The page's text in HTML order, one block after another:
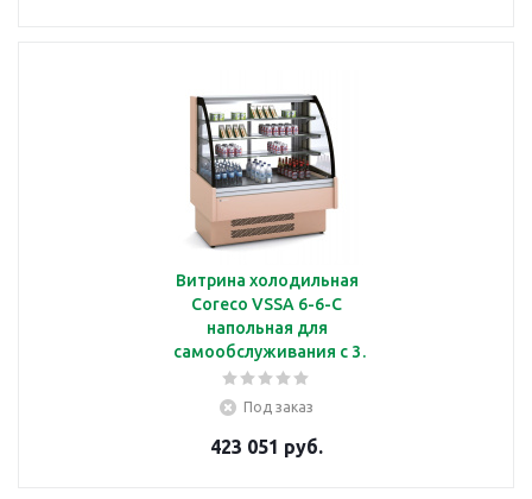
Витрина холодильная
Coreco VSSA 6-6-C
напольная для
самообслуживания с 3
полками, с подсветкой
Под заказ
423 051 руб.